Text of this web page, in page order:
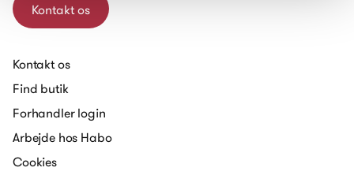
Kontakt os
Kontakt os
Find butik
Forhandler login
Arbejde hos Habo
Cookies